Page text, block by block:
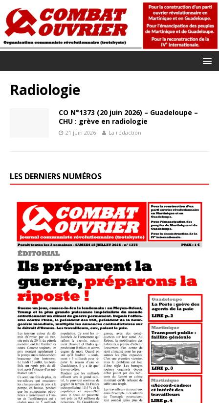
Radiologie
CO N°1373 (20 juin 2026) – Guadeloupe –
CHU : grève en radiologie
21 juin 2026 La rédaction
LES DERNIERS NUMÉROS